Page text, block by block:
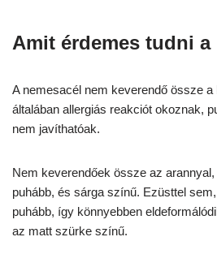
Amit érdemes tudni a
A nemesacél nem keverendő össze
általában allergiás reakciót okoznak,
nem javíthatóak.
Nem keverendőek össze az
puhább, és sárga színű. Ezüsttel
puhább, így könnyebben
az matt szürke színű.